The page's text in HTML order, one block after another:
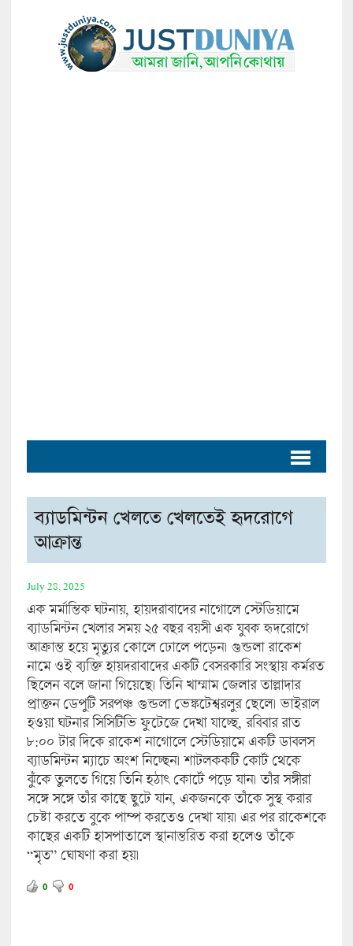
ব্যাডমিন্টন খেলতে খেলতেই হৃদরোগে
আক্রান্ত
July 28, 2025
এক মর্মান্তিক ঘটনায়, হায়দরাবাদের নাগোলে স্টেডিয়ামে
ব্যাডমিন্টন খেলার সময় ২৫ বছর বয়সী এক যুবক হৃদরোগে
আক্রান্ত হয়ে মৃত্যুর কোলে ঢোলে পড়েন। গুন্ডলা রাকেশ
নামে ওই ব্যক্তি হায়দরাবাদের একটি বেসরকারি সংস্থায় কর্মরত
ছিলেন বলে জানা গিয়েছে। তিনি খাম্মাম জেলার তাল্লাদার
প্রাক্তন ডেপুটি সরপঞ্চ গুন্ডলা ভেঙ্কটেশ্বরলুর ছেলে। ভাইরাল
হওয়া ঘটনার সিসিটিভি ফুটেজে দেখা যাচ্ছে, রবিবার রাত
৮:০০ টার দিকে রাকেশ নাগোলে স্টেডিয়ামে একটি ডাবলস
ব্যাডমিন্টন ম্যাচে অংশ নিচ্ছেন। শাটলককটি কোর্ট থেকে
ঝুঁকে তুলতে গিয়ে তিনি হঠাৎ কোর্টে পড়ে যান। তাঁর সঙ্গীরা
সঙ্গে সঙ্গে তাঁর কাছে ছুটে যান, একজনকে তাঁকে সুস্থ করার
চেষ্টা করতে বুকে পাম্প করতেও দেখা যায়। এর পর রাকেশকে
কাছের একটি হাসপাতালে স্থানান্তরিত করা হলেও তাঁকে
“মৃত” ঘোষণা করা হয়।
0 0